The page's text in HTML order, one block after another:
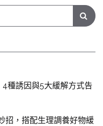
種誘因與5大緩解方式告
招，搭配生理調養好物緩